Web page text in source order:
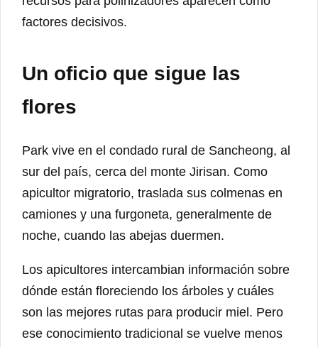
factores decisivos.
Un oficio que sigue las
flores
Park vive en el condado rural de Sancheong, al
sur del país, cerca del monte Jirisan. Como
apicultor migratorio, traslada sus colmenas en
camiones y una furgoneta, generalmente de
noche, cuando las abejas duermen.
Los apicultores intercambian información sobre
dónde están floreciendo los árboles y cuáles
son las mejores rutas para producir miel. Pero
ese conocimiento tradicional se vuelve menos